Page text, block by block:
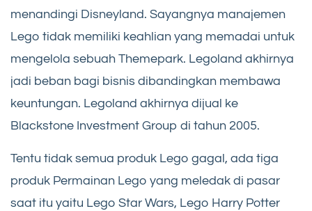
menandingi Disneyland. Sayangnya manajemen
Lego tidak memiliki keahlian yang memadai untuk
mengelola sebuah Themepark. Legoland akhirnya
jadi beban bagi bisnis dibandingkan membawa
keuntungan. Legoland akhirnya dijual ke
Blackstone Investment Group di tahun 2005.
Tentu tidak semua produk Lego gagal, ada tiga
produk Permainan Lego yang meledak di pasar
saat itu yaitu Lego Star Wars, Lego Harry Potter